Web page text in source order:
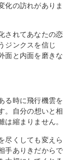
化の訪れがありま
されてあなたの恋
ジンクスを信じ
面と内面を磨きな
る時に飛行機雲を
。自分の想いと相
縮まりません。
尽くしても変えら
手ありきだからで